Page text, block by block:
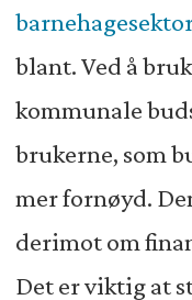
blant. Ved å
kommunale
brukerne, som
mer fornøyd.
derimot om
Det er viktig at